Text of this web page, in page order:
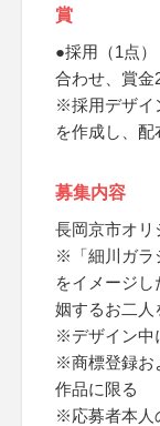
賞
●採用（1点
合わせ、賞金
※採用デザイ
を作成し、配
募集内容
長岡京市オリ
※「細川ガラ
をイメージ
姻するお二人
※デザイン中
※商標登録お
作品に限る
※応募者本人